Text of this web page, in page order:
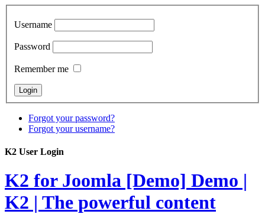
Username
Password
Remember me
Forgot your password?
Forgot your username?
K2 User Login
K2 for Joomla [Demo] Demo |
K2 | The powerful content